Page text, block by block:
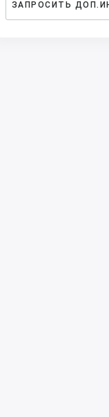
ЗАПРОСИТЬ